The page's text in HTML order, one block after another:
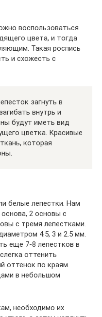
воспользоваться
цвета, и тогда
Такая роспись
и схожесть с
загнуть в
внутрь и
будут иметь вид
цветка. Красивые
которая
белые лепестки. Нам
2 основы с
с тремя лепестками.
4.5, 3 и 2.5 мм.
еще 7-8 лепестков в
оттенить
оттенок по краям.
в небольшом
необходимо их